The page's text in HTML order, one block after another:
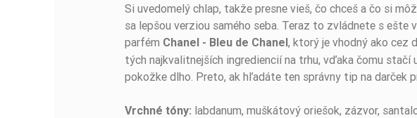
Si uvedomelý chlap, takže presne vieš, čo chceš a čo si
sa lepšou verziou samého seba. Teraz to zvládnete s
parfém Chanel - Bleu de Chanel, ktorý je vhodný ako cez
tých najkvalitnejších ingrediencií na trhu, vďaka čomu
pokožke dlho. Preto, ak hľadáte ten správny tip na darček
Vrchné tóny: labdanum, muškátový oriešok, zázvor,